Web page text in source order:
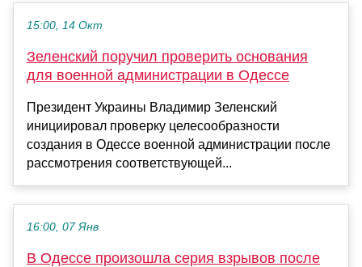
15:00, 14 Окт
Зеленский поручил проверить основания
для военной администрации в Одессе
Президент Украины Владимир Зеленский
инициировал проверку целесообразности
создания в Одессе военной администрации после
рассмотрения соответствующей...
16:00, 07 Янв
В Одессе произошла серия взрывов после